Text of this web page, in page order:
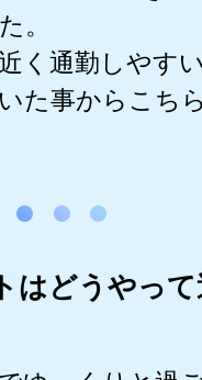
。
く通勤しやす
た事からこち
はどうやっ